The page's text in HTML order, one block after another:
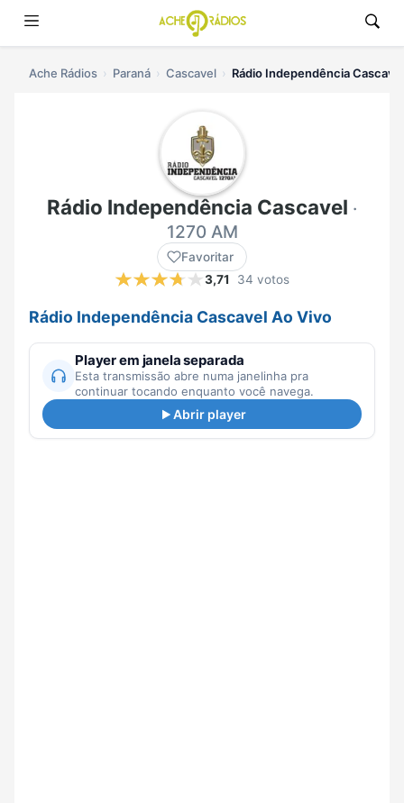
Ache Rádios Paraná Cascavel Rádio Independência
Rádio Independência Cascavel ·
1270 AM
Favoritar
3,71
34 votos
Rádio Independência Cascavel Ao Vivo
Player em janela separada
Esta transmissão abre numa janelinha pra
continuar tocando enquanto você navega.
Abrir player